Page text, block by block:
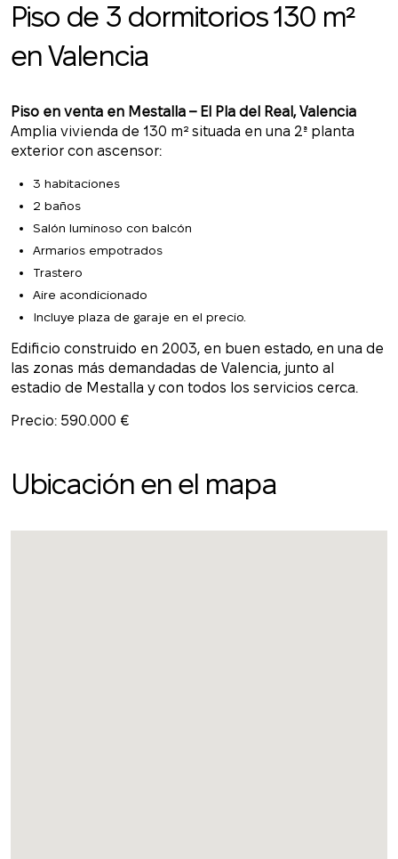
Piso de 3 dormitorios 130 m²
en Valencia
Piso en venta en Mestalla – El Pla del Real, Valencia
Amplia vivienda de 130 m² situada en una 2ª planta
exterior con ascensor:
3 habitaciones
2 baños
Salón luminoso con balcón
Armarios empotrados
Trastero
Aire acondicionado
Incluye plaza de garaje en el precio.
Edificio construido en 2003, en buen estado, en una de
las zonas más demandadas de Valencia, junto al
estadio de Mestalla y con todos los servicios cerca.
Precio: 590.000 €
Ubicación en el mapa